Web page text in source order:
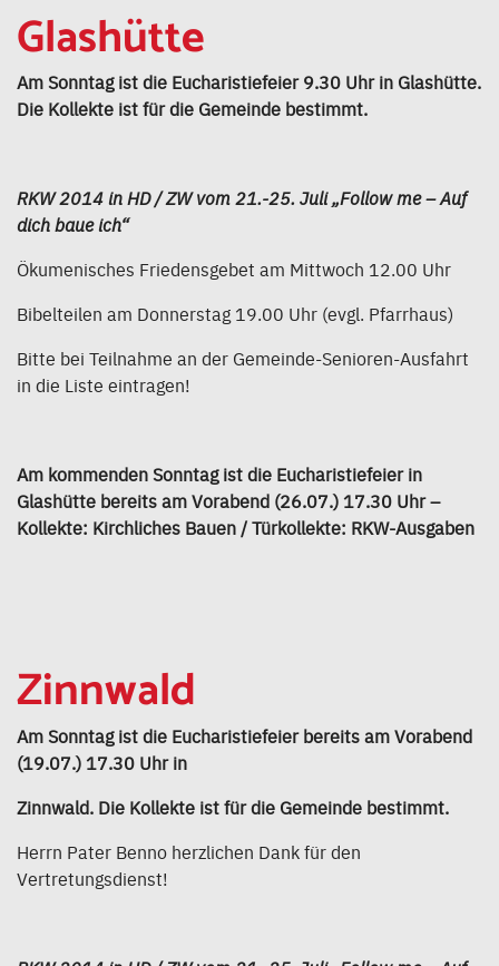
Glashütte
Am Sonntag ist die Eucharistiefeier 9.30 Uhr in Glashütte.
Die Kollekte ist für die Gemeinde bestimmt.
RKW 2014 in HD / ZW vom 21.-25. Juli „Follow me – Auf
dich baue ich“
Ökumenisches Friedensgebet am Mittwoch 12.00 Uhr
Bibelteilen am Donnerstag 19.00 Uhr (evgl. Pfarrhaus)
Bitte bei Teilnahme an der Gemeinde-Senioren-Ausfahrt
in die Liste eintragen!
Am kommenden Sonntag ist die Eucharistiefeier in
Glashütte bereits am Vorabend (26.07.) 17.30 Uhr –
Kollekte: Kirchliches Bauen / Türkollekte: RKW-Ausgaben
Zinnwald
Am Sonntag ist die Eucharistiefeier bereits am Vorabend
(19.07.) 17.30 Uhr in
Zinnwald. Die Kollekte ist für die Gemeinde bestimmt.
Herrn Pater Benno herzlichen Dank für den
Vertretungsdienst!